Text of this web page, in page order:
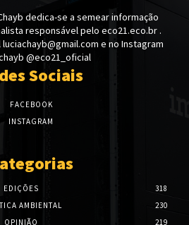
dedica-se a semear informação
responsável pelo eco21.eco.br .
e no Instagram
@eco21_oficial
Sociais
FACEBOOK
INSTAGRAM
EDIÇÕES
318
AMBIENTAL
230
OPINIÃO
219